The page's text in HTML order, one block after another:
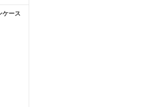
ケース